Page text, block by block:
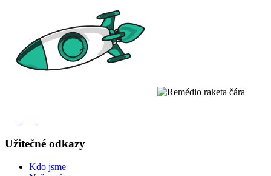
Užitečné odkazy
Kdo jsme